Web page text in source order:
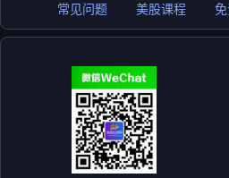
常见问题 美股课程